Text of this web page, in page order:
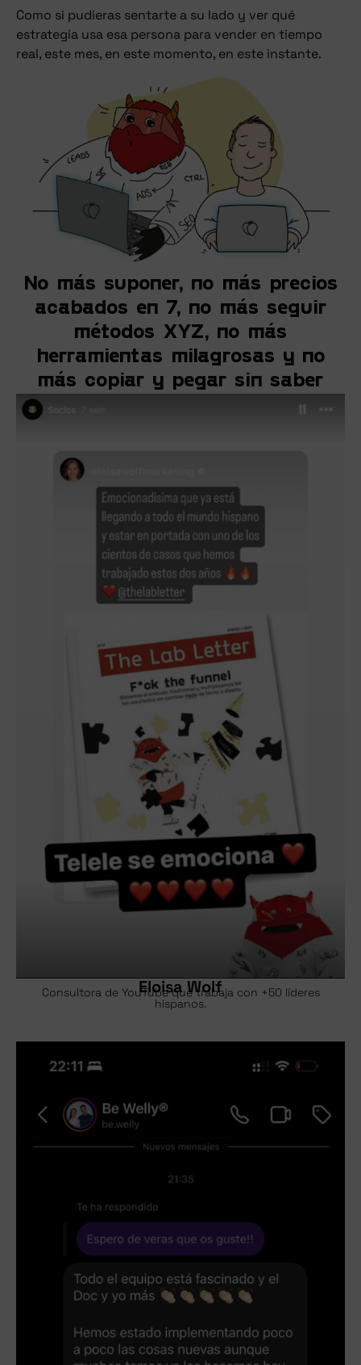
Como si pudieras sentarte a su lado y ver qué
estrategia usa esa persona para vender en tiempo
real, este mes, en este momento, en este instante.
No más suponer, no más precios
acabados en 7, no más seguir
métodos XYZ, no más
herramientas milagrosas y no
más copiar y pegar sin saber
Eloisa Wolf
Consultora de YouTube que trabaja con +50 líderes
hispanos.